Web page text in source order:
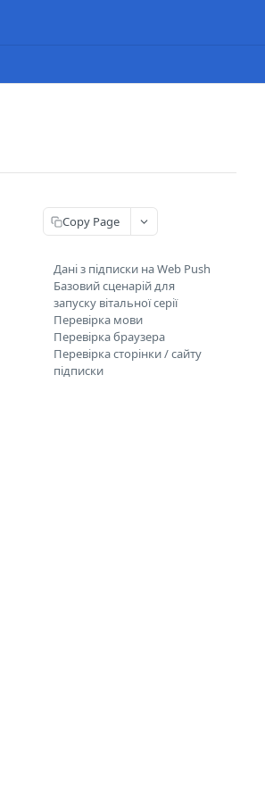
Copy Page
Дані з підписки на Web Push
Базовий сценарій для
запуску вітальної серії
Перевірка мови
Перевірка браузера
Перевірка сторінки / сайту
підписки